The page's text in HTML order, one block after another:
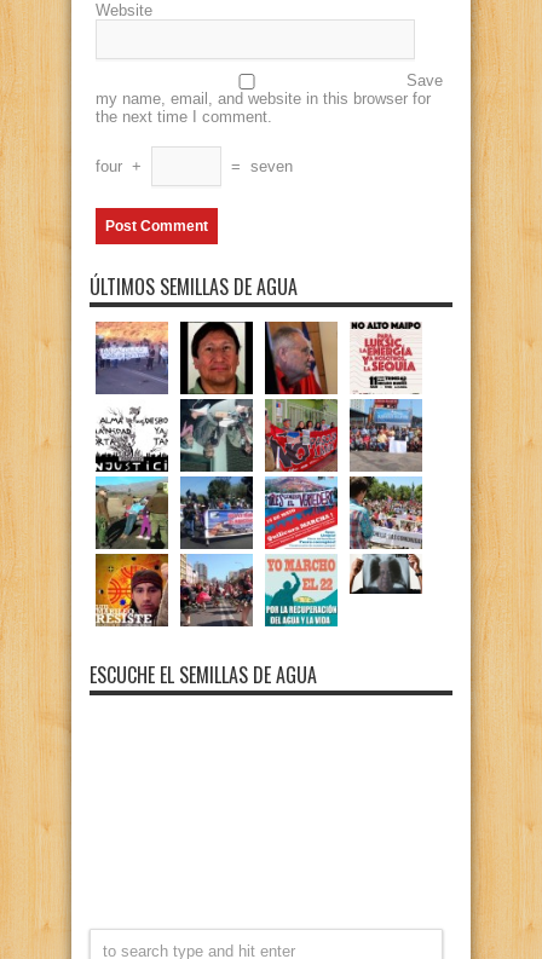
Website
Save
my name, email, and website in this browser for
the next time I comment.
four + = seven
ÚLTIMOS SEMILLAS DE AGUA
ESCUCHE EL SEMILLAS DE AGUA